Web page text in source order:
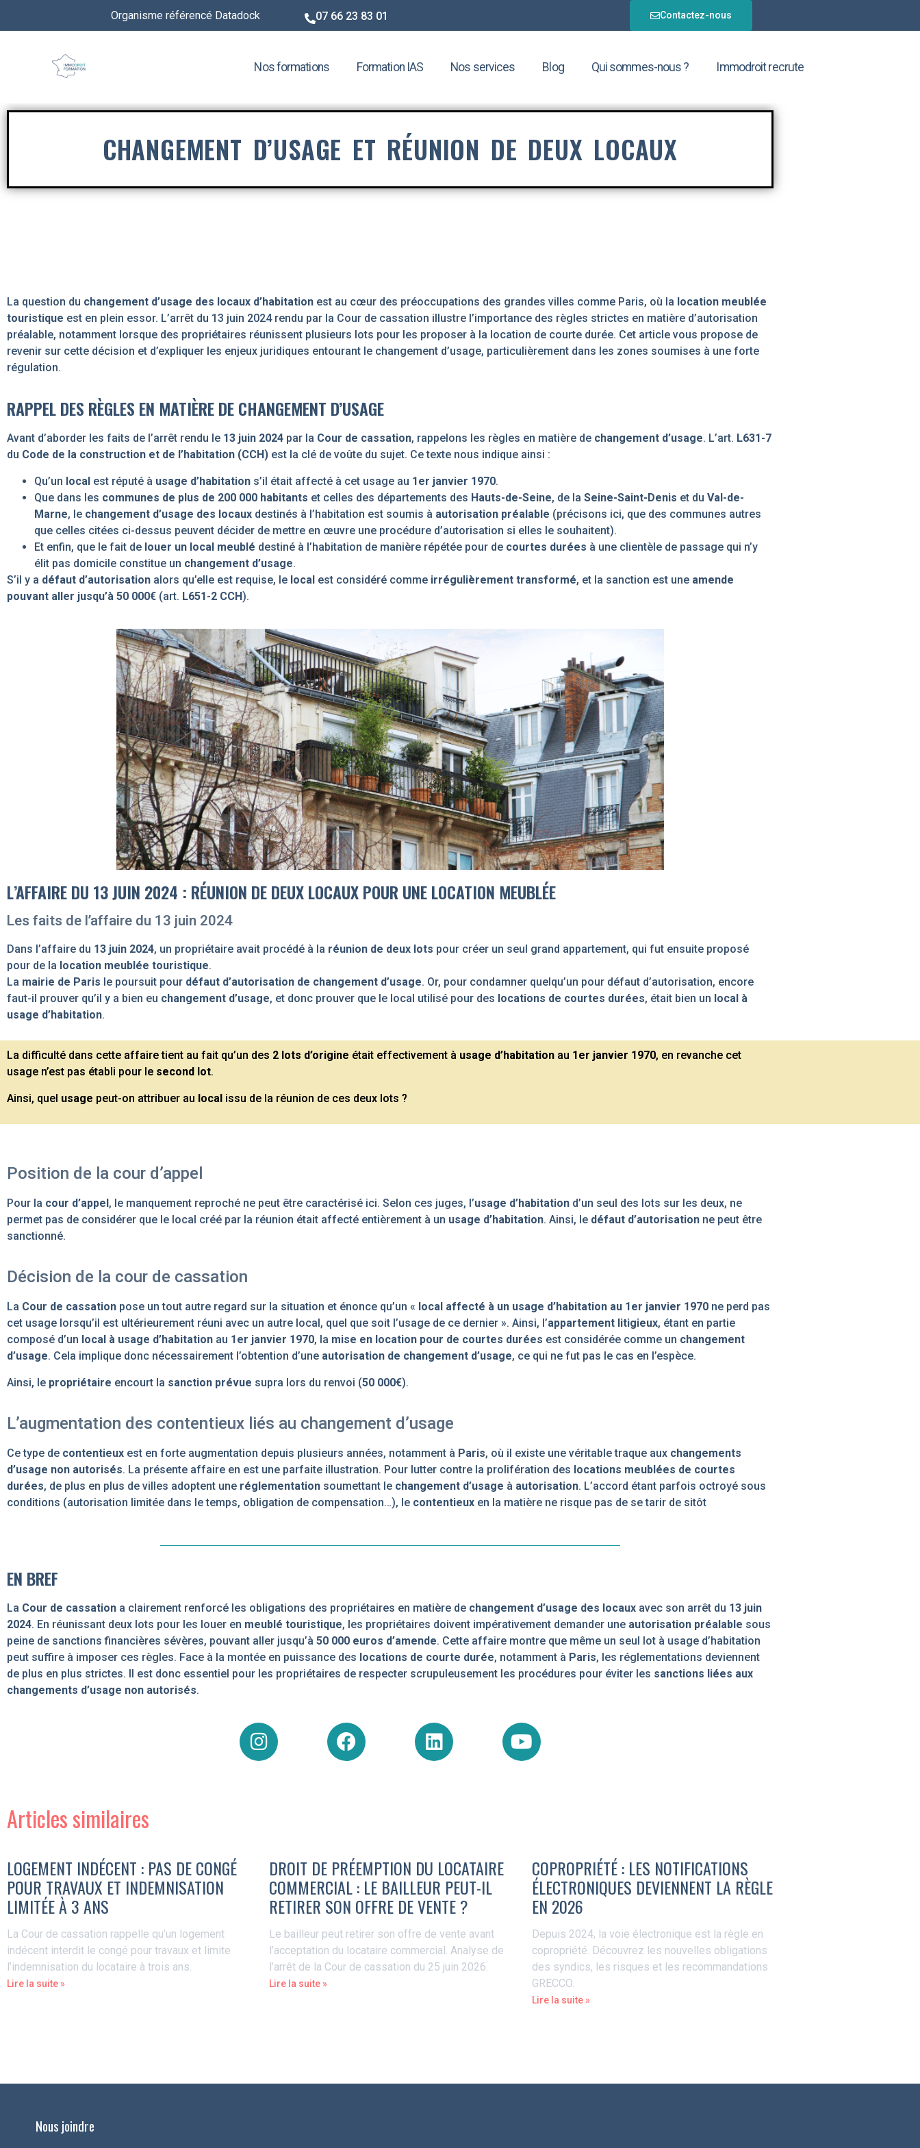
Organisme référencé Datadock 07 66 23 83 01 Contactez-nous
Nos formations Formation IAS Nos services Blog Qui sommes-nous ? Immodroit recrute
CHANGEMENT D’USAGE ET RÉUNION DE DEUX LOCAUX
La question du changement d’usage des locaux d’habitation est au cœur des préoccupations des grandes villes comme Paris, où la location meublée
touristique est en plein essor. L’arrêt du 13 juin 2024 rendu par la Cour de cassation illustre l’importance des règles strictes en matière d’autorisation
préalable, notamment lorsque des propriétaires réunissent plusieurs lots pour les proposer à la location de courte durée. Cet article vous propose de
revenir sur cette décision et d’expliquer les enjeux juridiques entourant le changement d’usage, particulièrement dans les zones soumises à une forte
régulation.
RAPPEL DES RÈGLES EN MATIÈRE DE CHANGEMENT D’USAGE
Avant d’aborder les faits de l’arrêt rendu le 13 juin 2024 par la Cour de cassation, rappelons les règles en matière de changement d’usage. L’art. L631-7
du Code de la construction et de l’habitation (CCH) est la clé de voûte du sujet. Ce texte nous indique ainsi :
Qu’un local est réputé à usage d’habitation s’il était affecté à cet usage au 1er janvier 1970.
Que dans les communes de plus de 200 000 habitants et celles des départements des Hauts-de-Seine, de la Seine-Saint-Denis et du Val-de-
Marne, le changement d’usage des locaux destinés à l’habitation est soumis à autorisation préalable (précisons ici, que des communes autres
que celles citées ci-dessus peuvent décider de mettre en œuvre une procédure d’autorisation si elles le souhaitent).
Et enfin, que le fait de louer un local meublé destiné à l’habitation de manière répétée pour de courtes durées à une clientèle de passage qui n’y
élit pas domicile constitue un changement d’usage.
S’il y a défaut d’autorisation alors qu’elle est requise, le local est considéré comme irrégulièrement transformé, et la sanction est une amende
pouvant aller jusqu’à 50 000€ (art. L651-2 CCH).
L’AFFAIRE DU 13 JUIN 2024 : RÉUNION DE DEUX LOCAUX POUR UNE LOCATION MEUBLÉE
Les faits de l’affaire du 13 juin 2024
Dans l’affaire du 13 juin 2024, un propriétaire avait procédé à la réunion de deux lots pour créer un seul grand appartement, qui fut ensuite proposé
pour de la location meublée touristique.
La mairie de Paris le poursuit pour défaut d’autorisation de changement d’usage. Or, pour condamner quelqu’un pour défaut d’autorisation, encore
faut-il prouver qu’il y a bien eu changement d’usage, et donc prouver que le local utilisé pour des locations de courtes durées, était bien un local à
usage d’habitation.
La difficulté dans cette affaire tient au fait qu’un des 2 lots d’origine était effectivement à usage d’habitation au 1er janvier 1970, en revanche cet
usage n’est pas établi pour le second lot.
Ainsi, quel usage peut-on attribuer au local issu de la réunion de ces deux lots ?
Position de la cour d’appel
Pour la cour d’appel, le manquement reproché ne peut être caractérisé ici. Selon ces juges, l’usage d’habitation d’un seul des lots sur les deux, ne
permet pas de considérer que le local créé par la réunion était affecté entièrement à un usage d’habitation. Ainsi, le défaut d’autorisation ne peut être
sanctionné.
Décision de la cour de cassation
La Cour de cassation pose un tout autre regard sur la situation et énonce qu’un « local affecté à un usage d’habitation au 1er janvier 1970 ne perd pas
cet usage lorsqu’il est ultérieurement réuni avec un autre local, quel que soit l’usage de ce dernier ». Ainsi, l’appartement litigieux, étant en partie
composé d’un local à usage d’habitation au 1er janvier 1970, la mise en location pour de courtes durées est considérée comme un changement
d’usage. Cela implique donc nécessairement l’obtention d’une autorisation de changement d’usage, ce qui ne fut pas le cas en l’espèce.
Ainsi, le propriétaire encourt la sanction prévue supra lors du renvoi (50 000€).
L’augmentation des contentieux liés au changement d’usage
Ce type de contentieux est en forte augmentation depuis plusieurs années, notamment à Paris, où il existe une véritable traque aux changements
d’usage non autorisés. La présente affaire en est une parfaite illustration. Pour lutter contre la prolifération des locations meublées de courtes
durées, de plus en plus de villes adoptent une réglementation soumettant le changement d’usage à autorisation. L’accord étant parfois octroyé sous
conditions (autorisation limitée dans le temps, obligation de compensation…), le contentieux en la matière ne risque pas de se tarir de sitôt
EN BREF
La Cour de cassation a clairement renforcé les obligations des propriétaires en matière de changement d’usage des locaux avec son arrêt du 13 juin
2024. En réunissant deux lots pour les louer en meublé touristique, les propriétaires doivent impérativement demander une autorisation préalable sous
peine de sanctions financières sévères, pouvant aller jusqu’à 50 000 euros d’amende. Cette affaire montre que même un seul lot à usage d’habitation
peut suffire à imposer ces règles. Face à la montée en puissance des locations de courte durée, notamment à Paris, les réglementations deviennent
de plus en plus strictes. Il est donc essentiel pour les propriétaires de respecter scrupuleusement les procédures pour éviter les sanctions liées aux
changements d’usage non autorisés.
Articles similaires
LOGEMENT INDÉCENT : PAS DE CONGÉ
POUR TRAVAUX ET INDEMNISATION
LIMITÉE À 3 ANS
La Cour de cassation rappelle qu’un logement
indécent interdit le congé pour travaux et limite
l’indemnisation du locataire à trois ans.
Lire la suite »
DROIT DE PRÉEMPTION DU LOCATAIRE
COMMERCIAL : LE BAILLEUR PEUT-IL
RETIRER SON OFFRE DE VENTE ?
Le bailleur peut retirer son offre de vente avant
l’acceptation du locataire commercial. Analyse de
l’arrêt de la Cour de cassation du 25 juin 2026.
Lire la suite »
COPROPRIÉTÉ : LES NOTIFICATIONS
ÉLECTRONIQUES DEVIENNENT LA RÈGLE
EN 2026
Depuis 2024, la voie électronique est la règle en
copropriété. Découvrez les nouvelles obligations
des syndics, les risques et les recommandations
GRECCO.
Lire la suite »
Nous joindre